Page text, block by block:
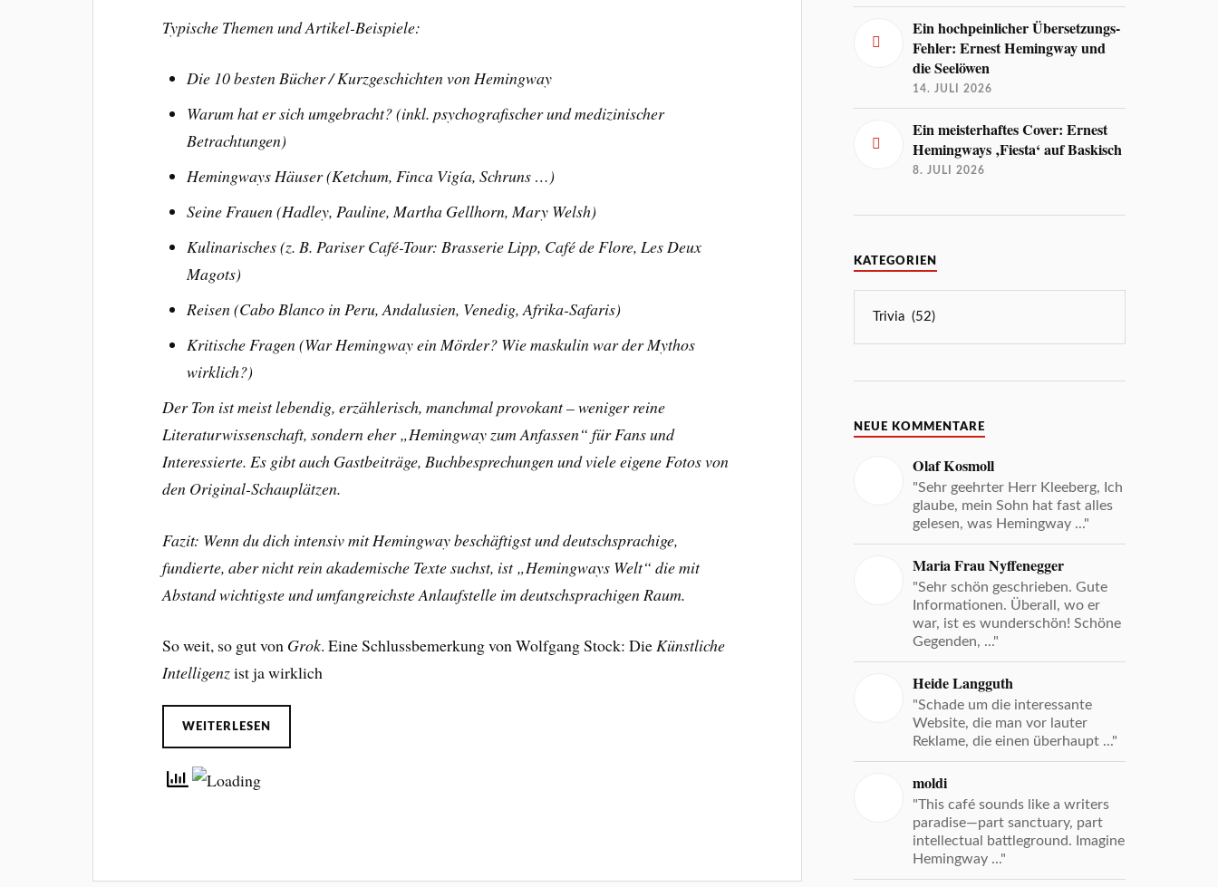
Typische Themen und Artikel-Beispiele:
Die 10 besten Bücher /Kurzgeschichten von Hemingway
Warum hat er sich umgebracht? (inkl. psychografischer und medizinischer
Betrachtungen)
Hemingways Häuser (Ketchum, Finca Vigía, Schruns …)
Seine Frauen (Hadley, Pauline, Martha Gellhorn, Mary Welsh)
Kulinarisches (z. B. Pariser Café-Tour: Brasserie Lipp, Café de Flore, Les Deux
Magots)
Reisen (Cabo Blanco in Peru, Andalusien, Venedig, Afrika-Safaris)
Kritische Fragen (War Hemingway ein Mörder? Wie maskulin war der Mythos
wirklich?)
Der Ton ist meist lebendig, erzählerisch, manchmal provokant – weniger reine
Literaturwissenschaft, sondern eher „Hemingway zum Anfassen“ für Fans und
Interessierte. Es gibt auch Gastbeiträge, Buchbesprechungen und viele eigene Fotos von
den Original-Schauplätzen.
Fazit: Wenn du dich intensiv mit Hemingway beschäftigst und deutschsprachige,
fundierte, aber nicht rein akademische Texte suchst, ist „Hemingways Welt“ die mit
Abstand wichtigste und umfangreichste Anlaufstelle im deutschsprachigen Raum.
So weit, so gut von Grok. Eine Schlussbemerkung von Wolfgang Stock: DieKünstliche
Intelligenzist ja wirklich
WEITERLESEN
Ein hochpeinlicher Übersetzungs-
Fehler: Ernest Hemingway und
die Seelöwen
14. JULI 2026
Ein meisterhaftes Cover: Ernest
Hemingways ‚Fiesta‘ auf Baskisch
8. JULI 2026
KATEGORIEN
NEUE KOMMENTARE
Olaf Kosmoll
"Sehr geehrter Herr Kleeberg, Ich
glaube, mein Sohn hat fast alles
gelesen, was Hemingway ..."
Maria Frau Nyffenegger
"Sehr schön geschrieben. Gute
Informationen. Überall, wo er
war, ist es wunderschön! Schöne
Gegenden, ..."
Heide Langguth
"Schade um die interessante
Website, die man vor lauter
Reklame, die einen überhaupt ..."
moldi
"This café sounds like a writers
paradise—part sanctuary, part
intellectual battleground. Imagine
Hemingway ..."